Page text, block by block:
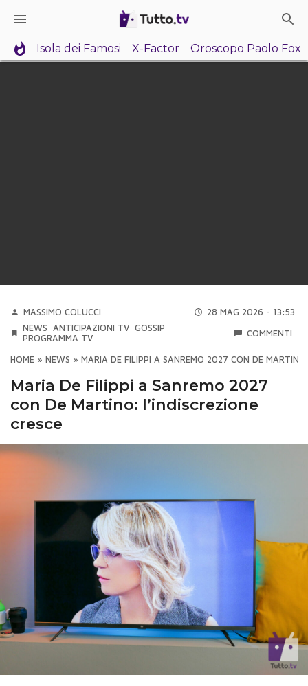
Isola dei Famosi X-Factor Oroscopo Paolo Fox
MASSIMO COLUCCI
28 MAG 2026 - 13:53
NEWS
ANTICIPAZIONI TV GOSSIP
PROGRAMMA TV
COMMENTI
HOME » NEWS » MARIA DE FILIPPI A SANREMO 2027 CON DE MARTINO:
Maria De Filippi a Sanremo 2027
con De Martino: l’indiscrezione
cresce